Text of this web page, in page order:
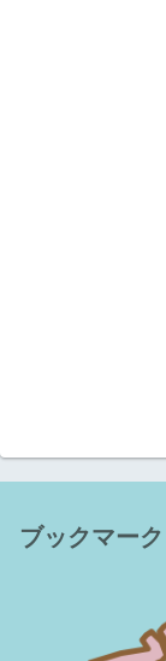
ブックマーク